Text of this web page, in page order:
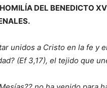
DEL BENEDICTO
unidos a Cristo en la fe y
(Ef 3,17), el tejido que